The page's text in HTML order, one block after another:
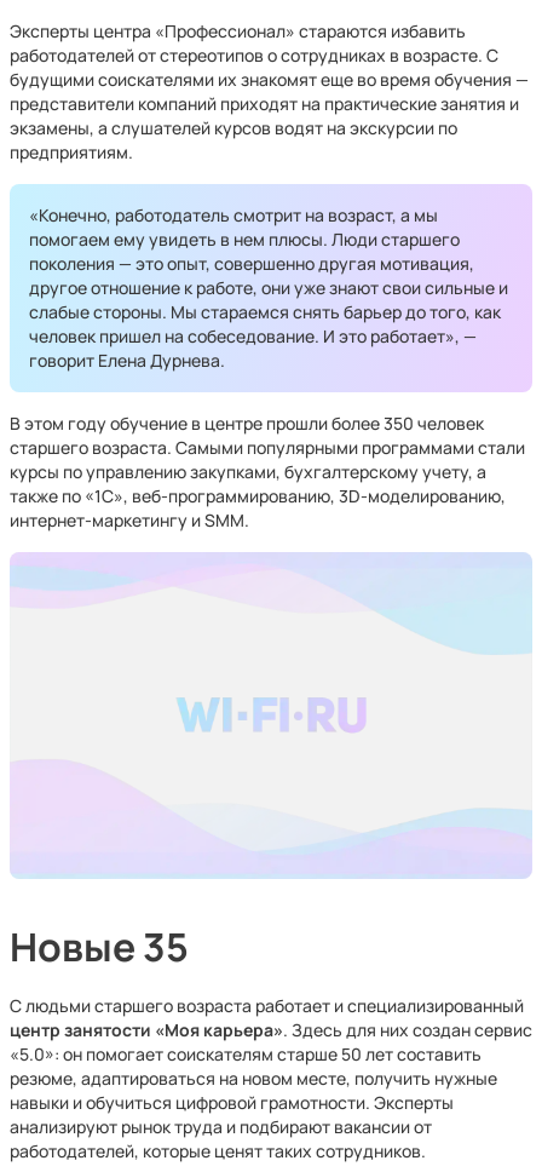
Эксперты центра «Профессионал» стараются избавить
работодателей от стереотипов о сотрудниках в возрасте. С
будущими соискателями их знакомят еще во время обучения —
представители компаний приходят на практические занятия и
экзамены, а слушателей курсов водят на экскурсии по
предприятиям.
«Конечно, работодатель смотрит на возраст, а мы
помогаем ему увидеть в нем плюсы. Люди старшего
поколения — это опыт, совершенно другая мотивация,
другое отношение к работе, они уже знают свои сильные и
слабые стороны. Мы стараемся снять барьер до того, как
человек пришел на собеседование. И это работает», —
говорит Елена Дурнева.
В этом году обучение в центре прошли более 350 человек
старшего возраста. Самыми популярными программами стали
курсы по управлению закупками, бухгалтерскому учету, а
также по «1С», веб-программированию, 3D-моделированию,
интернет-маркетингу и SMM.
Новые 35
С людьми старшего возраста работает и специализированный
центр занятости «Моя карьера». Здесь для них создан сервис
«5.0»: он помогает соискателям старше 50 лет составить
резюме, адаптироваться на новом месте, получить нужные
навыки и обучиться цифровой грамотности. Эксперты
анализируют рынок труда и подбирают вакансии от
работодателей, которые ценят таких сотрудников.